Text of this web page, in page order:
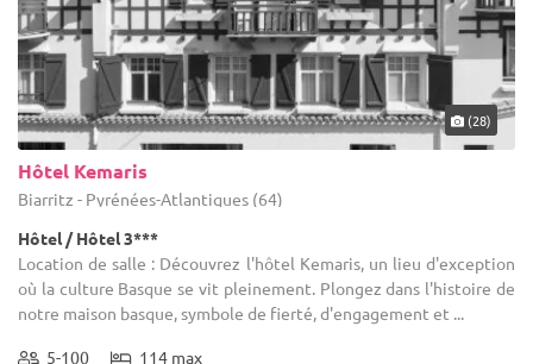
(28)
Hôtel Kemaris
Biarritz - Pyrénées-Atlantiques (64)
Hôtel / Hôtel 3***
Location de salle : Découvrez l'hôtel Kemaris, un lieu d'exception
où la culture Basque se vit pleinement. Plongez dans l'histoire de
notre maison basque, symbole de fierté, d'engagement et ...
5-100 114 max